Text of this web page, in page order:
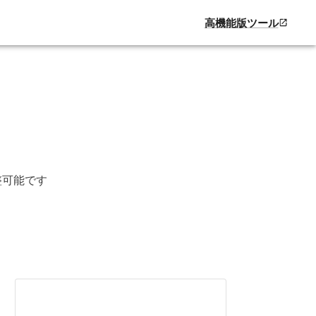
高機能版ツール
能です